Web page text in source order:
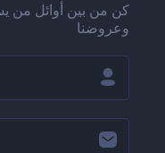
كن من بين أوائل من
وعروضنا